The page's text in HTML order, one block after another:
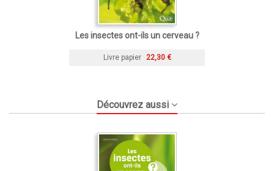
Les insectes ont-ils un cerveau ?
Livre papier 22,30 €
Découvrez aussi